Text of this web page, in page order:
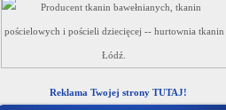
Reklama Twojej strony TUTAJ!